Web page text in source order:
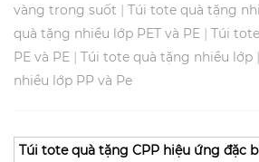
vàng trong suốt | Túi tote quà tặng
quà tặng nhiều lớp PET và PE | Túi
PE và PE | Túi tote quà tặng nhiều lớp |
nhiều lớp PP và Pe
Túi tote quà tặng CPP hiệu ứng đặc